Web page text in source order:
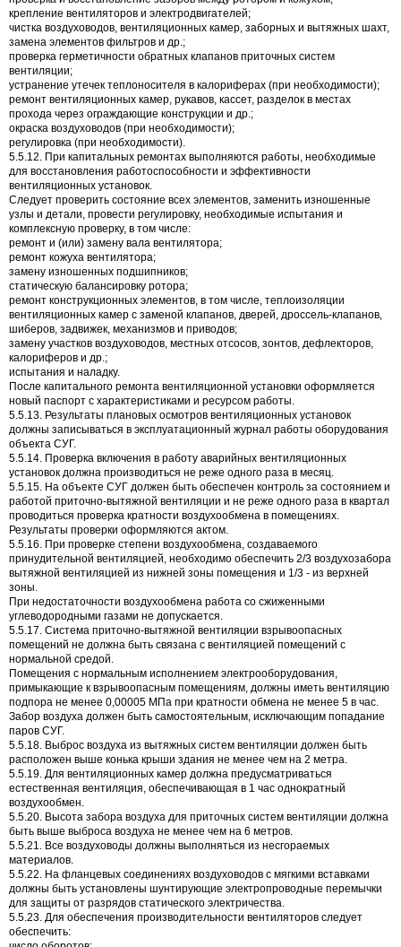
крепление вентиляторов и электродвигателей;
чистка воздуховодов, вентиляционных камер, заборных и вытяжных шахт,
замена элементов фильтров и др.;
проверка герметичности обратных клапанов приточных систем
вентиляции;
устранение утечек теплоносителя в калориферах (при необходимости);
ремонт вентиляционных камер, рукавов, кассет, разделок в местах
прохода через ограждающие конструкции и др.;
окраска воздуховодов (при необходимости);
регулировка (при необходимости).
5.5.12. При капитальных ремонтах выполняются работы, необходимые
для восстановления работоспособности и эффективности
вентиляционных установок.
Следует проверить состояние всех элементов, заменить изношенные
узлы и детали, провести регулировку, необходимые испытания и
комплексную проверку, в том числе:
ремонт и (или) замену вала вентилятора;
ремонт кожуха вентилятора;
замену изношенных подшипников;
статическую балансировку ротора;
ремонт конструкционных элементов, в том числе, теплоизоляции
вентиляционных камер с заменой клапанов, дверей, дроссель-клапанов,
шиберов, задвижек, механизмов и приводов;
замену участков воздуховодов, местных отсосов, зонтов, дефлекторов,
калориферов и др.;
испытания и наладку.
После капитального ремонта вентиляционной установки оформляется
новый паспорт с характеристиками и ресурсом работы.
5.5.13. Результаты плановых осмотров вентиляционных установок
должны записываться в эксплуатационный журнал работы оборудования
объекта СУГ.
5.5.14. Проверка включения в работу аварийных вентиляционных
установок должна производиться не реже одного раза в месяц.
5.5.15. На объекте СУГ должен быть обеспечен контроль за состоянием и
работой приточно-вытяжной вентиляции и не реже одного раза в квартал
проводиться проверка кратности воздухообмена в помещениях.
Результаты проверки оформляются актом.
5.5.16. При проверке степени воздухообмена, создаваемого
принудительной вентиляцией, необходимо обеспечить 2/3 воздухозабора
вытяжной вентиляцией из нижней зоны помещения и 1/3 - из верхней
зоны.
При недостаточности воздухообмена работа со сжиженными
углеводородными газами не допускается.
5.5.17. Система приточно-вытяжной вентиляции взрывоопасных
помещений не должна быть связана с вентиляцией помещений с
нормальной средой.
Помещения с нормальным исполнением электрооборудования,
примыкающие к взрывоопасным помещениям, должны иметь вентиляцию
подпора не менее 0,00005 МПа при кратности обмена не менее 5 в час.
Забор воздуха должен быть самостоятельным, исключающим попадание
паров СУГ.
5.5.18. Выброс воздуха из вытяжных систем вентиляции должен быть
расположен выше конька крыши здания не менее чем на 2 метра.
5.5.19. Для вентиляционных камер должна предусматриваться
естественная вентиляция, обеспечивающая в 1 час однократный
воздухообмен.
5.5.20. Высота забора воздуха для приточных систем вентиляции должна
быть выше выброса воздуха не менее чем на 6 метров.
5.5.21. Все воздуховоды должны выполняться из несгораемых
материалов.
5.5.22. На фланцевых соединениях воздуховодов с мягкими вставками
должны быть установлены шунтирующие электропроводные перемычки
для защиты от разрядов статического электричества.
5.5.23. Для обеспечения производительности вентиляторов следует
обеспечить: